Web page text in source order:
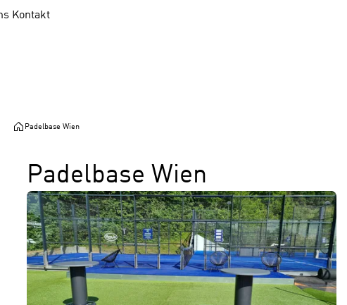
Kontakt
Padelbase Wien
Padelbase Wien